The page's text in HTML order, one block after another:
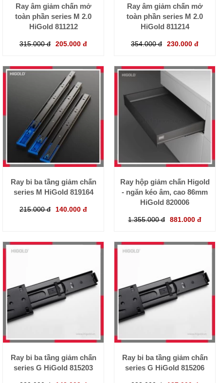
Ray âm giảm chấn mở
toàn phần series M 2.0
HiGold 811212
315.000 đ 205.000 đ
Ray âm giảm chấn mở
toàn phần series M 2.0
HiGold 811214
354.000 đ 230.000 đ
Ray bi ba tầng giảm chấn
series M HiGold 819164
215.000 đ 140.000 đ
Ray hộp giảm chấn Higold
- ngăn kéo âm, cao 86mm
HiGold 820006
1.355.000 đ 881.000 đ
Ray bi ba tầng giảm chấn
series G HiGold 815203
Ray bi ba tầng giảm chấn
series G HiGold 815206